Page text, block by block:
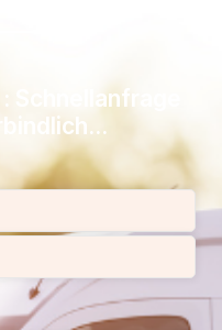
Schnellanfrage